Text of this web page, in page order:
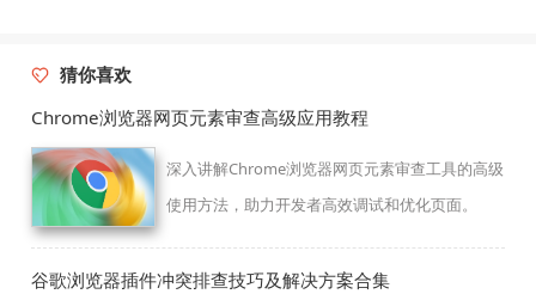
猜你喜欢
Chrome浏览器网页元素审查高级应用教程
深入讲解Chrome浏览器网页元素审查工具的高级
使用方法，助力开发者高效调试和优化页面。
谷歌浏览器插件冲突排查技巧及解决方案合集